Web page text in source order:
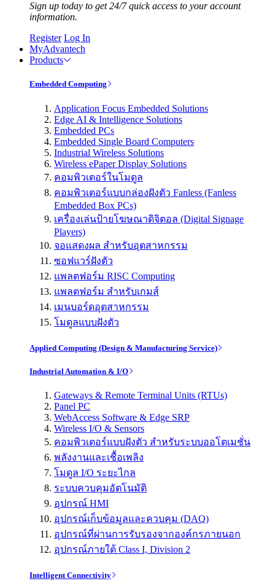
Sign up today to get 24/7 quick access to your account
information.
Register Log In
MyAdvantech
Products
Embedded Computing
Application Focus Embedded Solutions
Edge AI & Intelligence Solutions
Embedded PCs
Embedded Single Board Computers
Industrial Wireless Solutions
Wireless ePaper Display Solutions
คอมพิวเตอร์ในโมดูล
คอมพิวเตอร์แบบกล่องฝังตัว Fanless (Fanless
Embedded Box PCs)
เครื่องเล่นป้ายโฆษณาดิจิตอล (Digital Signage
Players)
จอแสดงผล สำหรับอุตสาหกรรม
ซอฟแวร์ฝังตัว
แพลตฟอร์ม RISC Computing
แพลตฟอร์ม สำหรับเกมส์
เมนบอร์ดอุตสาหกรรม
โมดูลแบบฝังตัว
Applied Computing (Design & Manufacturing Service)
Industrial Automation & I/O
Gateways & Remote Terminal Units (RTUs)
Panel PC
WebAccess Software & Edge SRP
Wireless I/O & Sensors
คอมพิวเตอร์แบบฝังตัว สำหรับระบบออโตเมชั่น
พลังงานและเชื้อเพลิง
โมดูล I/O ระยะไกล
ระบบควบคุมอัตโนมัติ
อุปกรณ์ HMI
อุปกรณ์เก็บข้อมูลและควบคุม (DAQ)
อุปกรณ์ที่ผ่านการรับรองจากองค์กรภายนอก
อุปกรณ์ภายใต้ Class I, Division 2
Intelligent Connectivity